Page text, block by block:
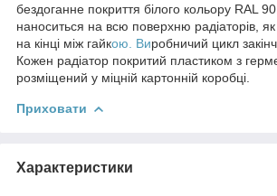
бездоганне покриття білого кольору RAL
наноситься на всю поверхню радіаторів, як
на кінці між гайкою. Виробничий цикл
Кожен радіатор покритий пластиком з
розміщений у міцній картонній коробці.
Приховати
Характеристики